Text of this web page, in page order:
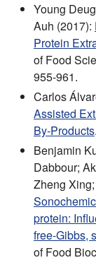
Young
Auh (2017):
Protein
of Food
955-961.
Carlos
Assisted
By-Products
Benjamin
Dabbour;
Zheng
protein:
free‐Gibbs,
of Food